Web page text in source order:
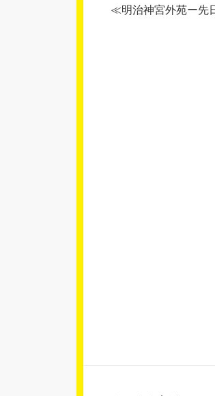
≪明治神宮外苑ー先